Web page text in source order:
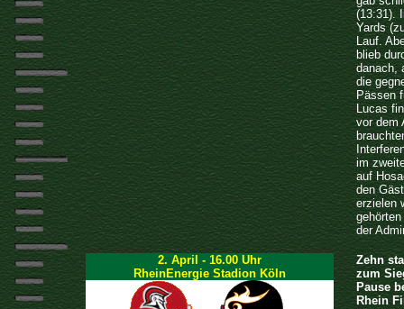
(13:31).
Yards
Lauf.
blieb
danach,
die
Pässen
Lucas
vor dem
im
auf
den
erzielen
der
2. April - 16.00 Uhr
RheinEnergie Stadion Köln
Zehn
zum
Pause
Rhein